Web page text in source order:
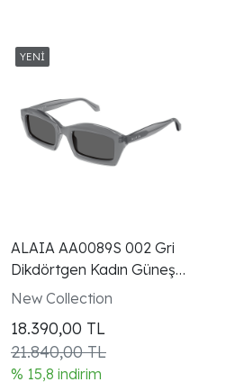
ALAIA AA0089S 002 Gri
Dikdörtgen Kadın Güneş
Gözlüğü
New Collection
18.390,00 TL
21.840,00 TL
% 15,8 indirim